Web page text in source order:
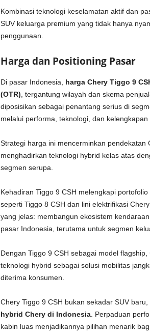
Kombinasi teknologi keselamatan aktif dan
SUV keluarga premium yang tidak hanya
penggunaan.
Harga dan Positioning Pasar
Di pasar Indonesia, harga Chery Tiggo 9
(OTR) , tergantung wilayah dan skema
diposisikan sebagai penantang serius di
melalui performa, teknologi, dan kelengkapan
Strategi harga ini mencerminkan
menghadirkan teknologi hybrid kelas atas
segmen serupa.
Kehadiran Tiggo 9 CSH melengkapi
seperti Tiggo 8 CSH dan lini elektrifikasi
yang jelas: membangun ekosistem
pasar Indonesia, terutama untuk segmen
Dengan Tiggo 9 CSH sebagai model
teknologi hybrid sebagai solusi mobilitas
diterima konsumen.
Chery Tiggo 9 CSH bukan sekadar SUV
hybrid Chery di Indonesia. Perpaduan
kabin luas menjadikannya pilihan menarik